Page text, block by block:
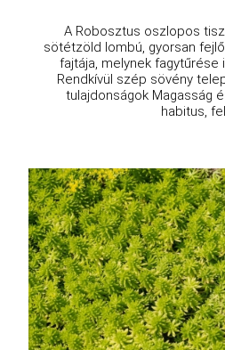
A Robosztus oszlopos
sötétzöld lombú, gyorsan
fajtája, melynek fagytűrése
Rendkívül szép sövény
tulajdonságok Magasság
habitus,